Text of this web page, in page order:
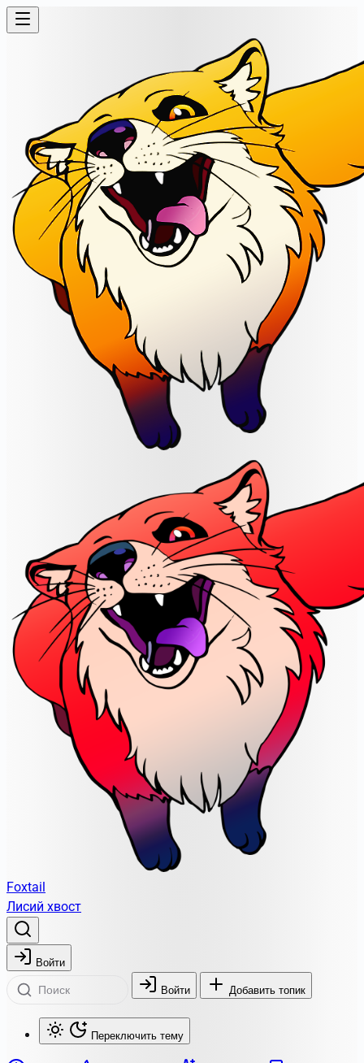
Foxtail
Лисий хвост
Войти
Войти Добавить топик
Переключить тему